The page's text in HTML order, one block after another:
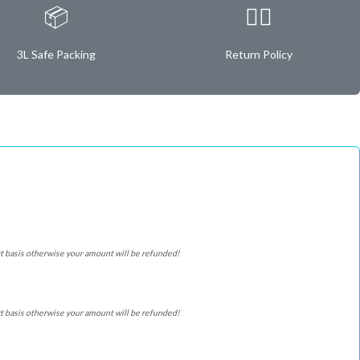
📦
3L Safe Packing
✌🏿
Return Policy
otherwise your amount will be refunded!
otherwise your amount will be refunded!